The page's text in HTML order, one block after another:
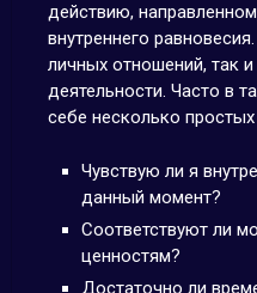
действию,
внутреннего
личных отношений, так
деятельности. Часто в
себе несколько
Чувствую ли я
данный момент?
Соответствуют ли
ценностям?
Достаточно ли